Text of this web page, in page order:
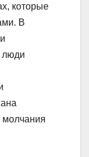
которые
В
люди
молчания